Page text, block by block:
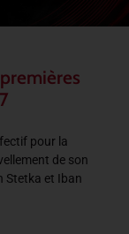
pour la
de son
Stetka et Iban